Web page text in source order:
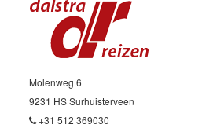
Molenweg 6
9231 HS Surhuisterveen
+31 512 369030